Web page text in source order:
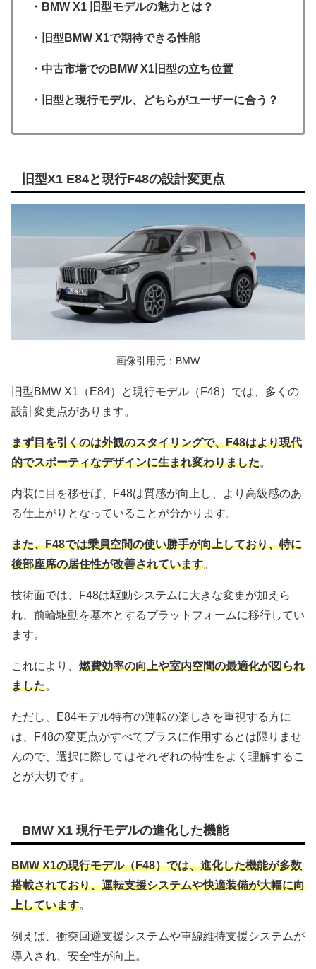
・BMW X1 旧型モデルの魅力とは？
・旧型BMW X1で期待できる性能
・中古市場でのBMW X1旧型の立ち位置
・旧型と現行モデル、どちらがユーザーに合う？
旧型X1 E84と現行F48の設計変更点
画像引用元：BMW
旧型BMW X1（E84）と現行モデル（F48）では、多くの
設計変更点があります。
まず目を引くのは外観のスタイリングで、F48はより現代
的でスポーティなデザインに生まれ変わりました。
内装に目を移せば、F48は質感が向上し、より高級感のあ
る仕上がりとなっていることが分かります。
また、F48では乗員空間の使い勝手が向上しており、特に
後部座席の居住性が改善されています。
技術面では、F48は駆動システムに大きな変更が加えら
れ、前輪駆動を基本とするプラットフォームに移行してい
ます。
これにより、 燃費効率の向上や室内空間の最適化が図られ
ました。
ただし、E84モデル特有の運転の楽しさを重視する方に
は、F48の変更点がすべてプラスに作用するとは限りませ
んので、選択に際してはそれぞれの特性をよく理解するこ
とが大切です。
BMW X1 現行モデルの進化した機能
BMW X1の現行モデル（F48）では、進化した機能が多数
搭載されており、運転支援システムや快適装備が大幅に向
上しています。
例えば、衝突回避支援システムや車線維持支援システムが
導入され、安全性が向上。